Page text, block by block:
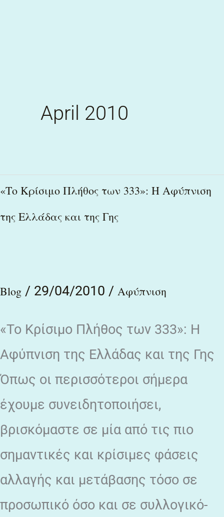
April 2010
«Το Κρίσιμο Πλήθος των 333»: Η Αφύπνιση
της Ελλάδας και της Γης
Blog / 29/04/2010 / Αφύπνιση
«Το Κρίσιμο Πλήθος των 333»: Η
Αφύπνιση της Ελλάδας και της Γης
Όπως οι περισσότεροι σήμερα
έχουμε συνειδητοποιήσει,
βρισκόμαστε σε μία από τις πιο
σημαντικές και κρίσιμες φάσεις
αλλαγής και μετάβασης τόσο σε
προσωπικό όσο και σε συλλογικό-
«Το
Πλήθος
Η
της
Ελλάδας
και
της
Γης